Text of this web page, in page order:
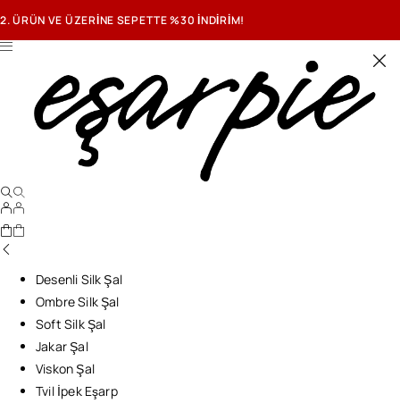
2. ÜRÜN VE ÜZERİNE SEPETTE %30 İNDİRİM!
Desenli Silk Şal
Ombre Silk Şal
Soft Silk Şal
Jakar Şal
Viskon Şal
Tvil İpek Eşarp